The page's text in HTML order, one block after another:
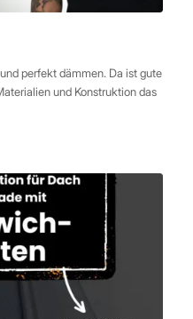
perfekt dämmen. Da ist gute
und Konstruktion das